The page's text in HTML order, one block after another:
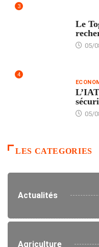
3
Le
05/
4
05/
LES CATEGORIES
Actualités
Agriculture